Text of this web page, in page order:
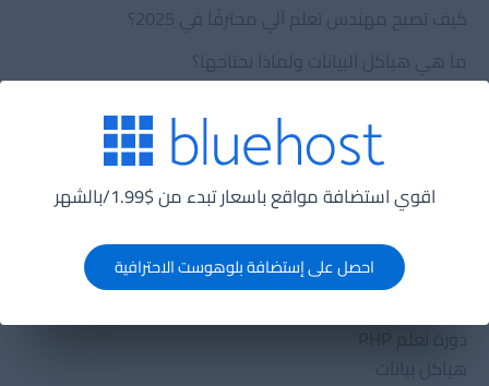
اقوي استضافة مواقع باسعار تبدء من $1.99/بالشهر
احصل على إستضافة بلوهوست الاحترافية
كيف تصبح مهندس تعلم آلي محترفًا في 2025؟
ما هي هياكل البيانات ولماذا نحتاجها؟
الإهتمام بها؟
الدورات
تصميم قواعد بيانات
هياكل بيانات